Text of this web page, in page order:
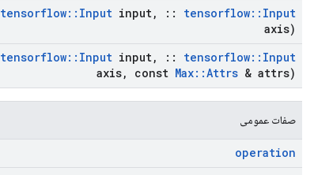
tensorflow:: Input input, :: tensorflow:: Input
axis)
tensorflow:: Input input, :: tensorflow:: Input
axis, const Max::Attrs & attrs)
صفات عمومی
operation